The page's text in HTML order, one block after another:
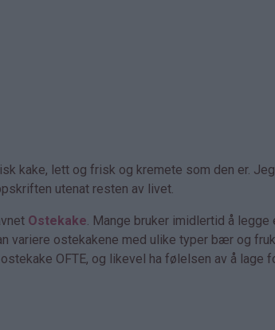
kake, lett og frisk og kremete som den er.
utenat resten av livet.
Ostekake. Mange bruker imidlertid å
variere ostekakene med ulike typer bær og
OFTE, og likevel ha følelsen av å lage